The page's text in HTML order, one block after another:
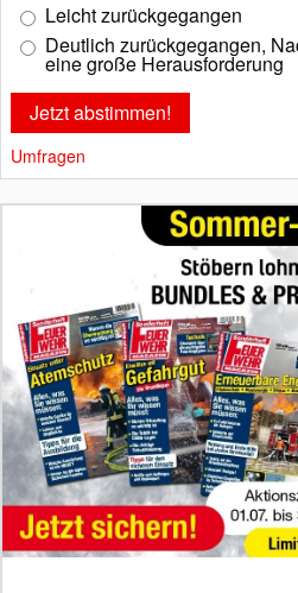
Leicht zurückgegangen
Deutlich zurückgegangen,
eine große Herausforderung
Umfragen